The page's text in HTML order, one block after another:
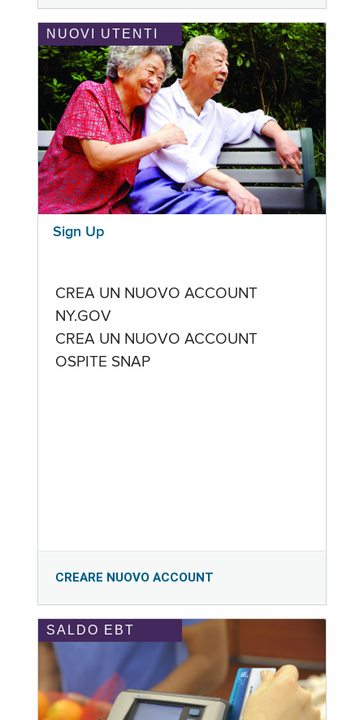
NUOVI UTENTI
Sign Up
CREA UN NUOVO ACCOUNT
NY.GOV
CREA UN NUOVO ACCOUNT
OSPITE SNAP
CREARE NUOVO ACCOUNT
SALDO EBT